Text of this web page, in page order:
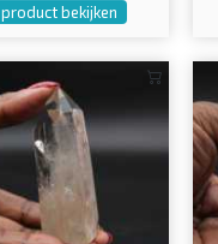
product bekijken